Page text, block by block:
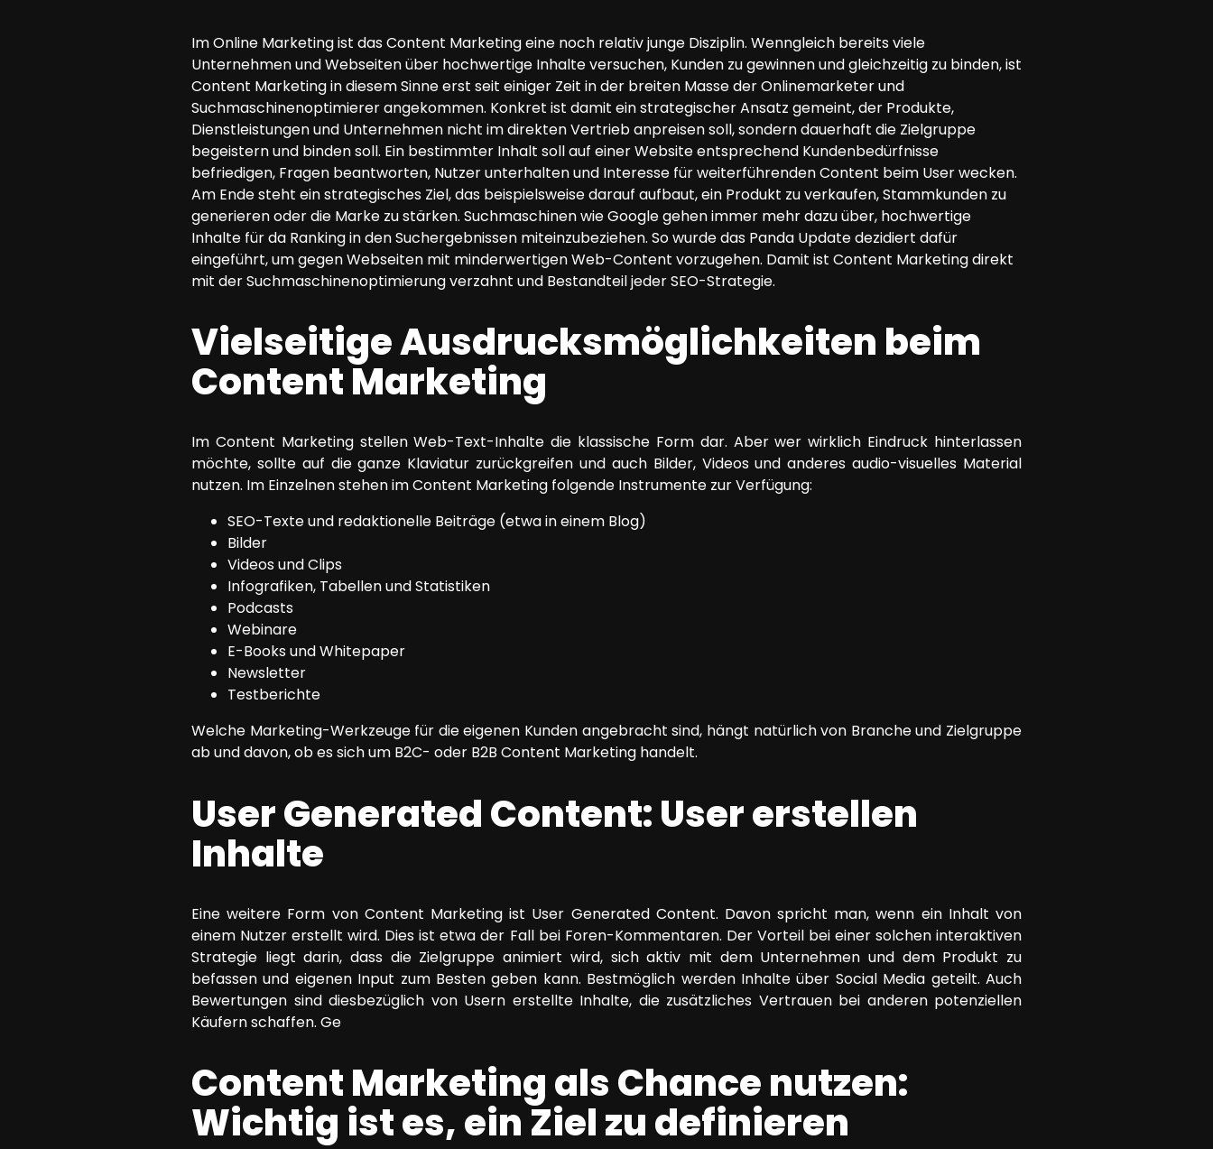
Google Ads Kampagnen-Beratung
Software Architektur Beratung
Im Online Marketing ist das Content Marketing eine noch relativ junge Disziplin. Wenngleich bereits viele
Unternehmen und Webseiten über hochwertige Inhalte versuchen, Kunden zu gewinnen und gleichzeitig zu binden, ist
Content Marketing in diesem Sinne erst seit einiger Zeit in der breiten Masse der Onlinemarketer und
Suchmaschinenoptimierer angekommen. Konkret ist damit ein strategischer Ansatz gemeint, der Produkte,
Dienstleistungen und Unternehmen nicht im direkten Vertrieb anpreisen soll, sondern dauerhaft die Zielgruppe
begeistern und binden soll. Ein bestimmter Inhalt soll auf einer Website entsprechend Kundenbedürfnisse
befriedigen, Fragen beantworten, Nutzer unterhalten und Interesse für weiterführenden Content beim User wecken.
Am Ende steht ein strategisches Ziel, das beispielsweise darauf aufbaut, ein Produkt zu verkaufen, Stammkunden zu
generieren oder die Marke zu stärken. Suchmaschinen wie Google gehen immer mehr dazu über, hochwertige
Inhalte für da Ranking in den Suchergebnissen miteinzubeziehen. So wurde das Panda Update dezidiert dafür
eingeführt, um gegen Webseiten mit minderwertigen Web-Content vorzugehen. Damit ist Content Marketing direkt
mit der Suchmaschinenoptimierung verzahnt und Bestandteil jeder SEO-Strategie.
Vielseitige Ausdrucksmöglichkeiten beim
Content Marketing
Im Content Marketing stellen Web-Text-Inhalte die klassische Form dar. Aber wer wirklich Eindruck hinterlassen
möchte, sollte auf die ganze Klaviatur zurückgreifen und auch Bilder, Videos und anderes audio-visuelles Material
nutzen. Im Einzelnen stehen im Content Marketing folgende Instrumente zur Verfügung:
SEO-Texte und redaktionelle Beiträge (etwa in einem Blog)
Bilder
Videos und Clips
Infografiken, Tabellen und Statistiken
Podcasts
Webinare
E-Books und Whitepaper
Newsletter
Testberichte
Welche Marketing-Werkzeuge für die eigenen Kunden angebracht sind, hängt natürlich von Branche und Zielgruppe
ab und davon, ob es sich um B2C- oder B2B Content Marketing handelt.
User Generated Content: User erstellen
Inhalte
Eine weitere Form von Content Marketing ist User Generated Content. Davon spricht man, wenn ein Inhalt von
einem Nutzer erstellt wird. Dies ist etwa der Fall bei Foren-Kommentaren. Der Vorteil bei einer solchen interaktiven
Strategie liegt darin, dass die Zielgruppe animiert wird, sich aktiv mit dem Unternehmen und dem Produkt zu
befassen und eigenen Input zum Besten geben kann. Bestmöglich werden Inhalte über Social Media geteilt. Auch
Bewertungen sind diesbezüglich von Usern erstellte Inhalte, die zusätzliches Vertrauen bei anderen potenziellen
Käufern schaffen. Ge
Content Marketing als Chance nutzen:
Wichtig ist es, ein Ziel zu definieren